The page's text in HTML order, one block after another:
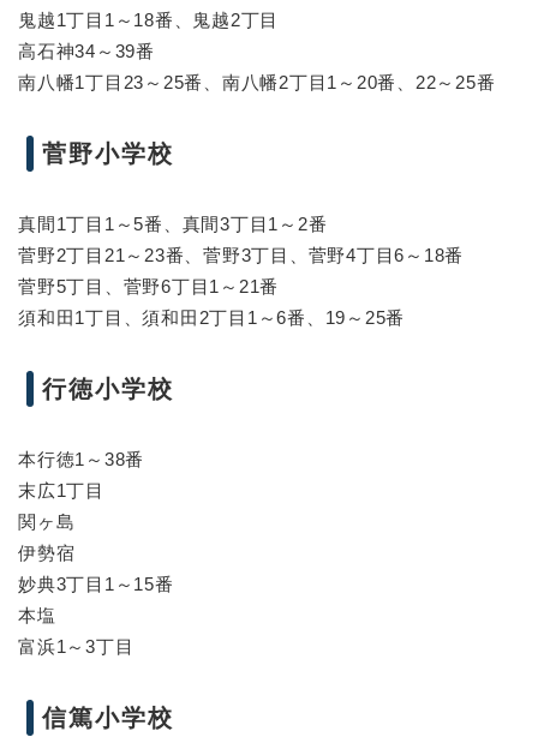
鬼越1丁目1～18番、鬼越2丁目
高石神34～39番
南八幡1丁目23～25番、南八幡2丁目1～20番、22～25番
菅野小学校
真間1丁目1～5番、真間3丁目1～2番
菅野2丁目21～23番、菅野3丁目、菅野4丁目6～18番
菅野5丁目、菅野6丁目1～21番
須和田1丁目、須和田2丁目1～6番、19～25番
行徳小学校
本行徳1～38番
末広1丁目
関ヶ島
伊勢宿
妙典3丁目1～15番
本塩
富浜1～3丁目
信篤小学校